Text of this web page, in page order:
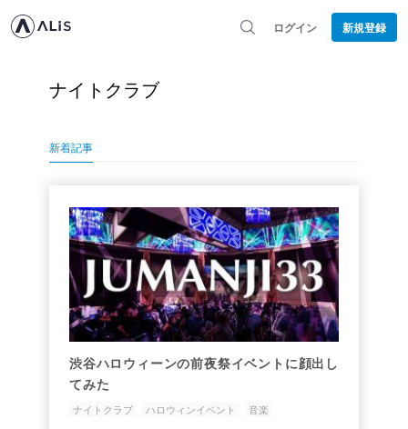
ログイン 新規登録
ナイトクラブ
新着記事
渋谷ハロウィーンの前夜祭イベントに顔出し
てみた
ナイトクラブ ハロウィンイベント 音楽